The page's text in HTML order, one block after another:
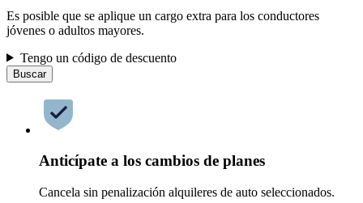
Es posible que se aplique un cargo extra para los conductores
jóvenes o adultos mayores.
Tengo un código de descuento
Buscar
Anticípate a los cambios de planes
Cancela sin penalización alquileres de auto seleccionados.